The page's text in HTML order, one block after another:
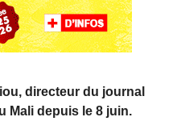
directeur du journal
Mali depuis le 8 juin.